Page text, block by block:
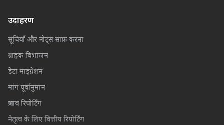
उदाहरण
सूचियाँ और नोट्स साफ़ करना
ग्राहक विभाजन
डेटा माइग्रेशन
मांग पूर्वानुमान
प्रभाव रिपोर्टिंग
नेतृत्व के लिए वित्तीय रिपोर्टिंग